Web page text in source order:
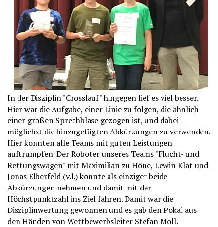
In der Disziplin "Crosslauf" hingegen lief es viel besser.
Hier war die Aufgabe, einer Linie zu folgen, die ähnlich
einer großen Sprechblase gezogen ist, und dabei
möglichst die hinzugefügten Abkürzungen zu verwenden.
Hier konnten alle Teams mit guten Leistungen
auftrumpfen. Der Roboter unseres Teams "Flucht- und
Rettungswagen" mit Maximilian zu Höne, Lewin Klat und
Jonas Elberfeld (v.l.) konnte als einziger beide
Abkürzungen nehmen und damit mit der
Höchstpunktzahl ins Ziel fahren. Damit war die
Disziplinwertung gewonnen und es gab den Pokal aus
den Händen von Wettbewerbsleiter Stefan Moll.